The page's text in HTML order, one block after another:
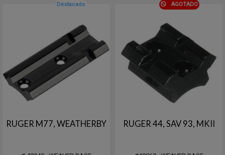
Destacado
RUGER M77, WEATHERBY
AGOTADO
RUGER 44, SAV 93, MKII